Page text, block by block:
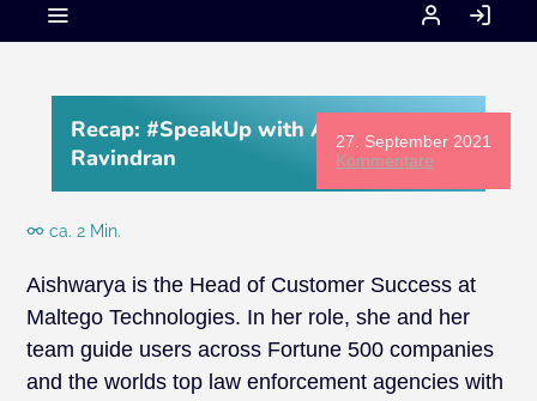
MEIN
ACCOUNT
27. September 2021
Kommentare
Recap: #SpeakUp with Aishwarya
Ravindran
ca. 2 Min.
Aishwarya is the Head of Customer Success at
Maltego Technologies. In her role, she and her
team guide users across Fortune 500 companies
and the worlds top law enforcement agencies with